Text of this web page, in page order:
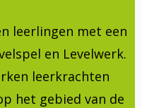
leerlingen met een
en Levelwerk.
leerkrachten
het gebied van de